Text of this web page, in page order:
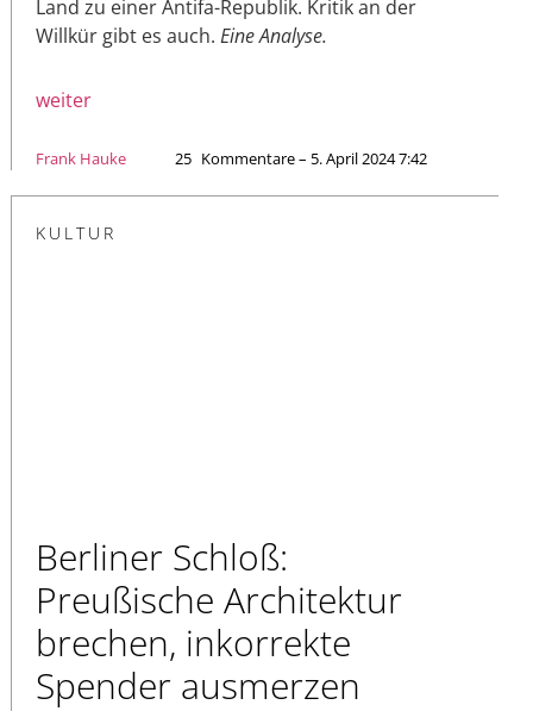
Land zu einer Antifa-Republik. Kritik an der
Willkür gibt es auch. Eine Analyse.
weiter
Frank Hauke 25 Kommentare – 5. April 2024 7:42
KULTUR
Berliner Schloß:
Preußische Architektur
brechen, inkorrekte
Spender ausmerzen